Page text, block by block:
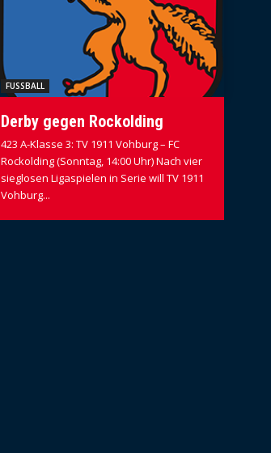
FUSSBALL
Derby gegen Rockolding
423 A-Klasse 3: TV 1911 Vohburg – FC
Rockolding (Sonntag, 14:00 Uhr) Nach vier
sieglosen Ligaspielen in Serie will TV 1911
Vohburg...